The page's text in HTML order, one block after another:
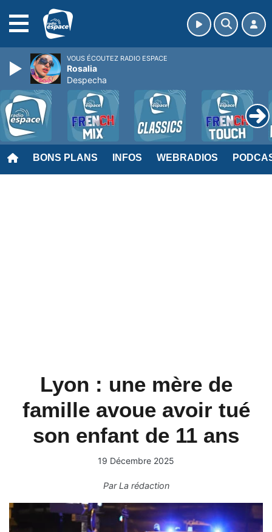
BONS PLANS INFOS WEBRADIOS
Lyon : une mère de
famille avoue avoir tué
son enfant de 11 ans
19 Décembre 2025
ParLa rédaction
VOUS ÉCOUTEZ RADIO ESPACE
Rosalia
Despecha